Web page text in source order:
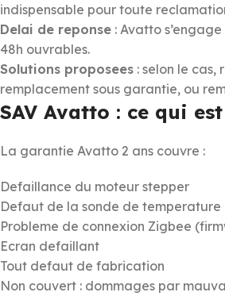
indispensable pour toute
Delai de reponse : Avatto
48h ouvrables.
Solutions proposees : selon le cas,
remplacement sous garantie, ou
SAV Avatto : ce qui
La garantie Avatto 2 ans couvre :
Defaillance du moteur stepper
Defaut de la sonde de temperature
Probleme de connexion Zigbee
Ecran defaillant
Tout defaut de fabrication
Non couvert : dommages par